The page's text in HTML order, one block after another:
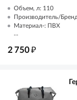
Объем, л: 110
Производитель/
Материал-: ПВХ
...
2 750₽